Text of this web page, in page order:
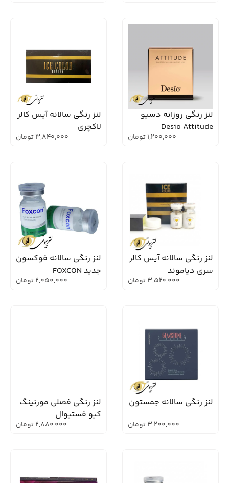
لنز رنگی روزانه دسیو
Desio Attitude
1,200,000تومان
لنز رنگی سالانه آیس کالر
لاکچری
3,840,000تومان
لنز رنگی سالانه آیس کالر
سری دیاموند
3,520,000تومان
لنز رنگی سالانه فوکسون
جدید FOXCON
2,050,000تومان
لنز رنگی سالانه جمستون
3,200,000تومان
لنز رنگی فصلی مورنینگ
کیو فستیوال
2,880,000تومان